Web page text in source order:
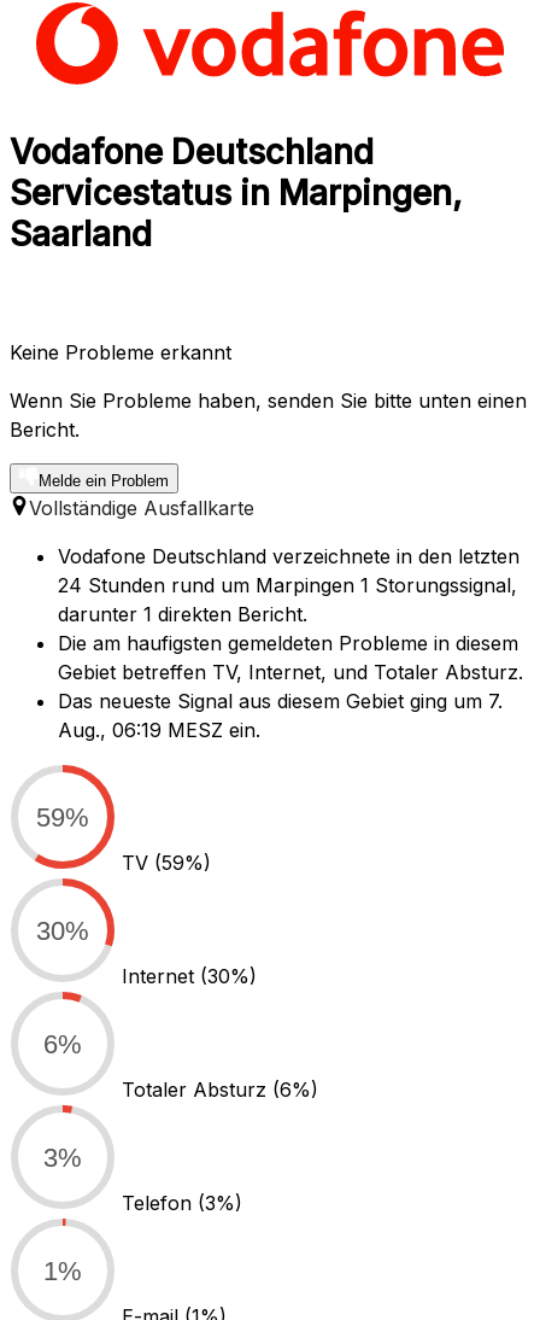
Vodafone Deutschland
Servicestatus in Marpingen,
Saarland
Keine Probleme erkannt
Wenn Sie Probleme haben, senden Sie bitte unten einen
Bericht.
Melde ein Problem
Vollständige Ausfallkarte
Vodafone Deutschland verzeichnete in den letzten
24 Stunden rund um Marpingen 1 Storungssignal,
darunter 1 direkten Bericht.
Die am haufigsten gemeldeten Probleme in diesem
Gebiet betreffen TV, Internet, und Totaler Absturz.
Das neueste Signal aus diesem Gebiet ging um 7.
Aug., 06:19 MESZ ein.
59%
TV (59%)
30%
Internet (30%)
6%
Totaler Absturz (6%)
3%
Telefon (3%)
1%